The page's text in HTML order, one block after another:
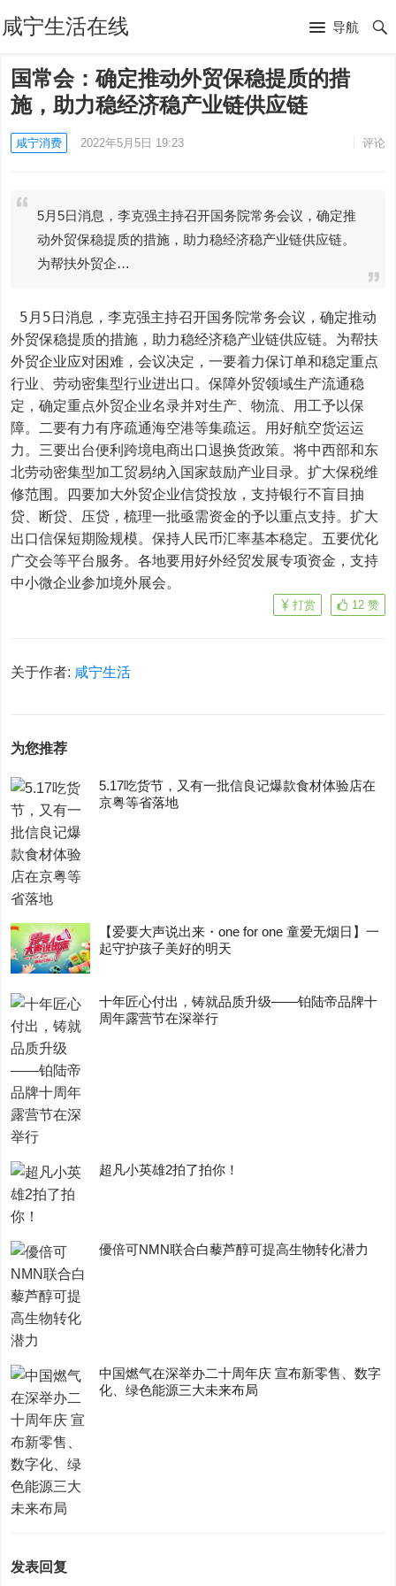
咸宁生活在线 导航
国常会：确定推动外贸保稳提质的措
施，助力稳经济稳产业链供应链
咸宁消费 2022年5月5日 19:23 评论
5月5日消息，李克强主持召开国务院常务会议，确定推
动外贸保稳提质的措施，助力稳经济稳产业链供应链。
为帮扶外贸企…
外贸保稳提质的措施，助力稳经济稳产业链供应链。为帮扶
外贸企业应对困难，会议决定，一要着力保订单和稳定重点
行业、劳动密集型行业进出口。保障外贸领域生产流通稳
定，确定重点外贸企业名录并对生产、物流、用工予以保
障。二要有力有序疏通海空港等集疏运。用好航空货运运
力。三要出台便利跨境电商出口退换货政策。将中西部和东
北劳动密集型加工贸易纳入国家鼓励产业目录。扩大保税维
修范围。四要加大外贸企业信贷投放，支持银行不盲目抽
贷、断贷、压贷，梳理一批亟需资金的予以重点支持。扩大
出口信保短期险规模。保持人民币汇率基本稳定。五要优化
广交会等平台服务。各地要用好外经贸发展专项资金，支持
中小微企业参加境外展会。
12 赞
打赏
关于作者: 咸宁生活
为您推荐
5.17吃货节，又有一批信良记爆款食材体验店在
京粤等省落地
【爱要大声说出来・one for one 童爱无烟日】一
起守护孩子美好的明天
十年匠心付出，铸就品质升级——铂陆帝品牌十
周年露营节在深举行
超凡小英雄2拍了拍你！
優倍可NMN联合白藜芦醇可提高生物转化潜力
中国燃气在深举办二十周年庆 宣布新零售、数字
化、绿色能源三大未来布局
发表回复